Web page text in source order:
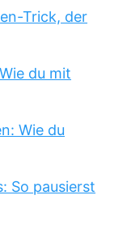
Trick, der
du mit
Wie du
So pausierst